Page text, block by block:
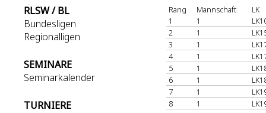
RLSW / BL
Bundesligen
Regionalligen
SEMINARE
Seminarkalender
TURNIERE
Rang Mannschaft
LK
1
1
2
1
3
1
4
1
5
1
6
1
7
1
8
1